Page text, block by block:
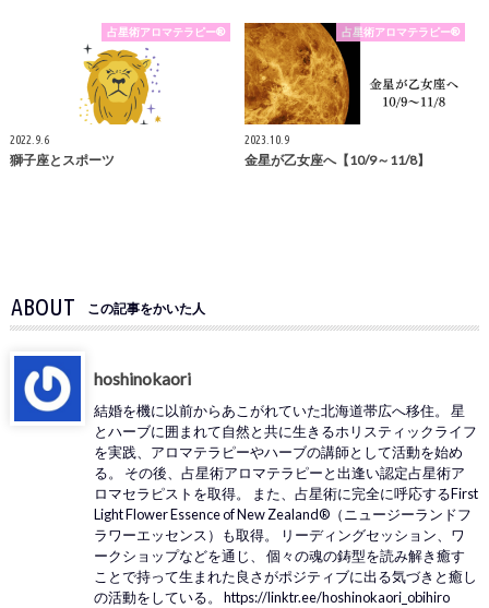
占星術アロマテラピー®
2022.9.6
獅子座とスポーツ
占星術アロマテラピー®
2023.10.9
金星が乙女座へ【10/9～11/8】
ABOUT この記事をかいた人
hoshinokaori
結婚を機に以前からあこがれていた北海道帯広へ移住。 星
とハーブに囲まれて自然と共に生きるホリスティックライフ
を実践、アロマテラピーやハーブの講師として活動を始め
る。 その後、占星術アロマテラピーと出逢い認定占星術ア
ロマセラピストを取得。 また、占星術に完全に呼応するFirst
Light Flower Essence of New Zealand®（ニュージーランドフ
ラワーエッセンス）も取得。 リーディングセッション、ワ
ークショップなどを通じ、 個々の魂の鋳型を読み解き癒す
ことで持って生まれた良さがポジティブに出る気づきと癒し
の活動をしている。 https://linktr.ee/hoshinokaori_obihiro